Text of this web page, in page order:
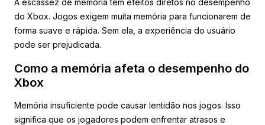
A escassez de memória tem efeitos diretos no desempenho
do Xbox. Jogos exigem muita memória para funcionarem de
forma suave e rápida. Sem ela, a experiência do usuário
pode ser prejudicada.
Como a memória afeta o desempenho do
Xbox
Memória insuficiente pode causar lentidão nos jogos. Isso
significa que os jogadores podem enfrentar atrasos e